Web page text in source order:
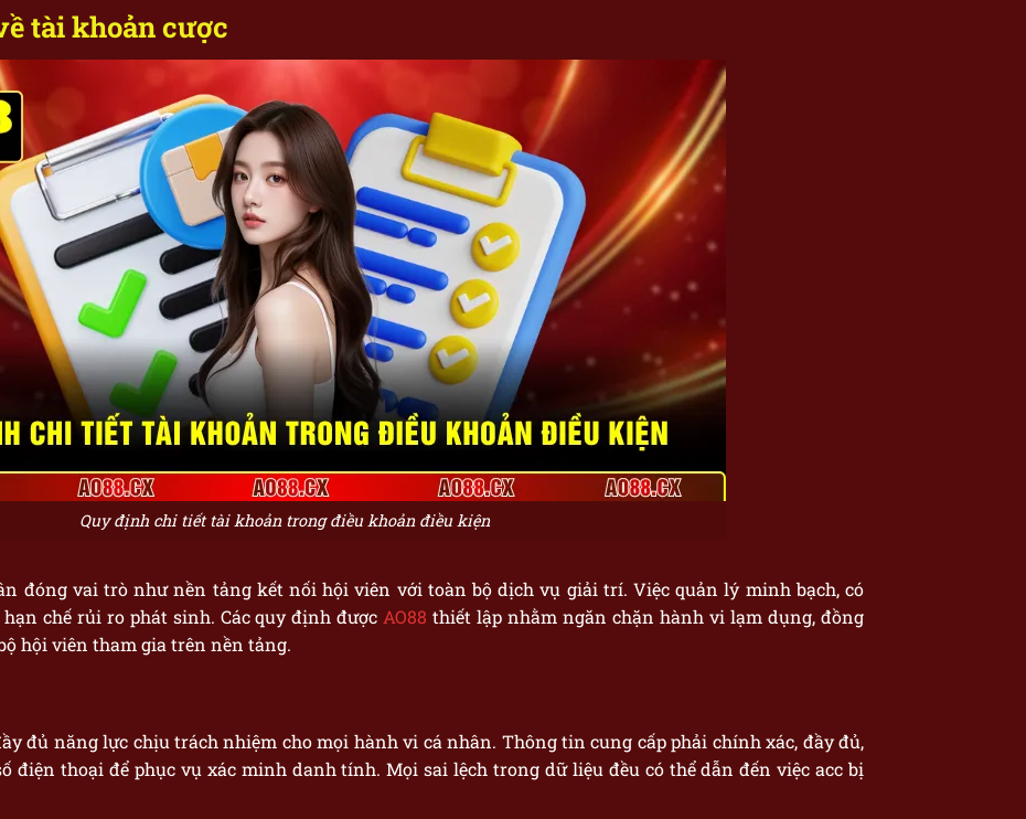
tài khoản cược
Quy định chi tiết tài khoản trong điều khoản điều kiện
đóng vai trò như nền tảng kết nối hội viên với toàn bộ dịch vụ giải trí. Việc quản lý minh bạch, có
chế rủi ro phát sinh. Các quy định được AO88 thiết lập nhằm ngăn chặn hành vi lạm dụng, đồng
hội viên tham gia trên nền tảng.
đủ năng lực chịu trách nhiệm cho mọi hành vi cá nhân. Thông tin cung cấp phải chính xác, đầy đủ,
điện thoại để phục vụ xác minh danh tính. Mọi sai lệch trong dữ liệu đều có thể dẫn đến việc acc bị